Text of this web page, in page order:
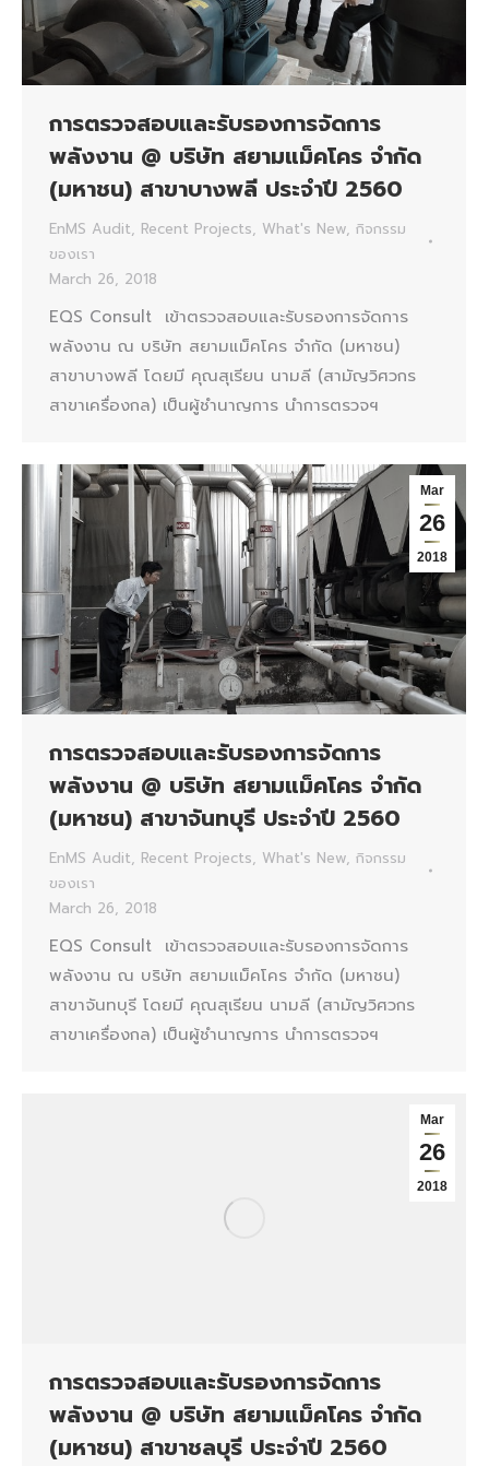
การตรวจสอบและรับรองการจัดการ
พลังงาน @ บริษัท สยามแม็คโคร จำกัด
(มหาชน) สาขาบางพลี ประจำปี 2560
EnMS Audit, Recent Projects, What's New, กิจกรรม
ของเรา
March 26, 2018
EQS Consult เข้าตรวจสอบและรับรองการจัดการ
พลังงาน ณ บริษัท สยามแม็คโคร จำกัด (มหาชน)
สาขาบางพลี โดยมี คุณสุเรียน นามลี (สามัญวิศวกร
สาขาเครื่องกล) เป็นผู้ชำนาญการ นำการตรวจฯ
Mar
26
2018
การตรวจสอบและรับรองการจัดการ
พลังงาน @ บริษัท สยามแม็คโคร จำกัด
(มหาชน) สาขาจันทบุรี ประจำปี 2560
EnMS Audit, Recent Projects, What's New, กิจกรรม
ของเรา
March 26, 2018
EQS Consult เข้าตรวจสอบและรับรองการจัดการ
พลังงาน ณ บริษัท สยามแม็คโคร จำกัด (มหาชน)
สาขาจันทบุรี โดยมี คุณสุเรียน นามลี (สามัญวิศวกร
สาขาเครื่องกล) เป็นผู้ชำนาญการ นำการตรวจฯ
Mar
26
2018
การตรวจสอบและรับรองการจัดการ
พลังงาน @ บริษัท สยามแม็คโคร จำกัด
(มหาชน) สาขาชลบุรี ประจำปี 2560